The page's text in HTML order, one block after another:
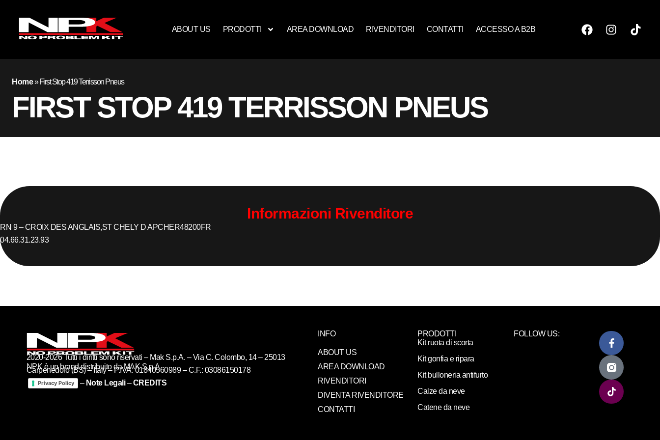
ABOUT US PRODOTTI AREA DOWNLOAD RIVENDITORI CONTATTI ACCESSO A B2B
Home»First Stop 419 Terrisson Pneus
FIRST STOP 419 TERRISSON PNEUS
Informazioni Rivenditore
RN 9 – CROIX DES ANGLAIS,ST CHELY D APCHER48200FR
04.66.31.23.93
NPK è un brand distribuito da MAK S.p.A
2020-2026 Tutti i diritti sono riservati – Mak S.p.A. – Via C. Colombo, 14 – 25013
Carpenedolo (BS) – Italy – P.IVA: 01840560989 – C.F.: 03086150178
Privacy Policy – Note Legali–CREDITS
INFO
ABOUT US
AREA DOWNLOAD
RIVENDITORI
DIVENTA RIVENDITORE
CONTATTI
PRODOTTI
Kit ruota di scorta
Kit gonfia e ripara
Kit bulloneria antifurto
Calze da neve
Catene da neve
FOLLOW US: